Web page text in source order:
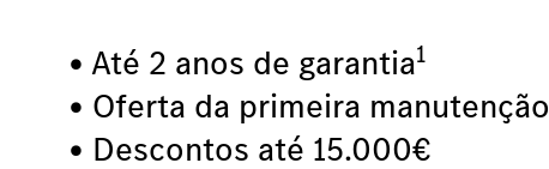
• Até 2 anos de garantia1
• Oferta da primeira manutenção
• Descontos até 15.000€